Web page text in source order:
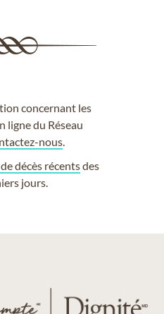
concernant les
ligne du Réseau
nous
décès récentsdes
jours.